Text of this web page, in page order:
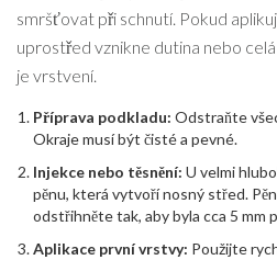
smršťovat při schnutí. Pokud
uprostřed vznikne dutina nebo
je vrstvení.
Příprava podkladu: Odstraňte
Okraje musí být čisté a pevné.
Injekce nebo těsnění: U velmi
pěnu, která vytvoří nosný střed.
odstřihněte tak, aby byla cca 5 mm
Aplikace první vrstvy: Použijte